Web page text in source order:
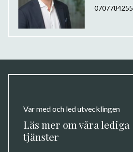
0707784255
Var med och led utvecklingen
Läs mer om våra lediga
tjänster